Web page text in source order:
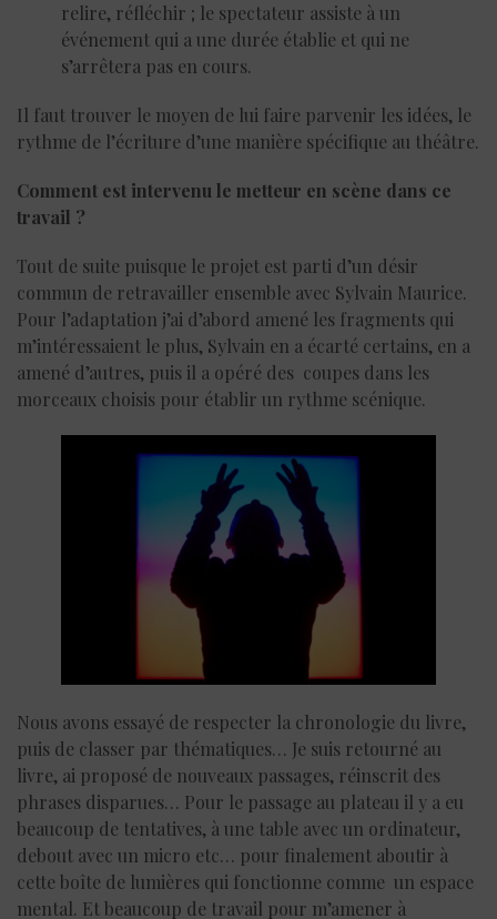
relire, réfléchir ; le spectateur assiste à un
événement qui a une durée établie et qui ne
s’arrêtera pas en cours.
Il faut trouver le moyen de lui faire parvenir les idées, le
rythme de l’écriture d’une manière spécifique au théâtre.
Comment est intervenu le metteur en scène dans ce
travail ?
Tout de suite puisque le projet est parti d’un désir
commun de retravailler ensemble avec Sylvain Maurice.
Pour l’adaptation j’ai d’abord amené les fragments qui
m’intéressaient le plus, Sylvain en a écarté certains, en a
amené d’autres, puis il a opéré des coupes dans les
morceaux choisis pour établir un rythme scénique.
Nous avons essayé de respecter la chronologie du livre,
puis de classer par thématiques… Je suis retourné au
livre, ai proposé de nouveaux passages, réinscrit des
phrases disparues… Pour le passage au plateau il y a eu
beaucoup de tentatives, à une table avec un ordinateur,
debout avec un micro etc… pour finalement aboutir à
cette boîte de lumières qui fonctionne comme un espace
mental. Et beaucoup de travail pour m’amener à